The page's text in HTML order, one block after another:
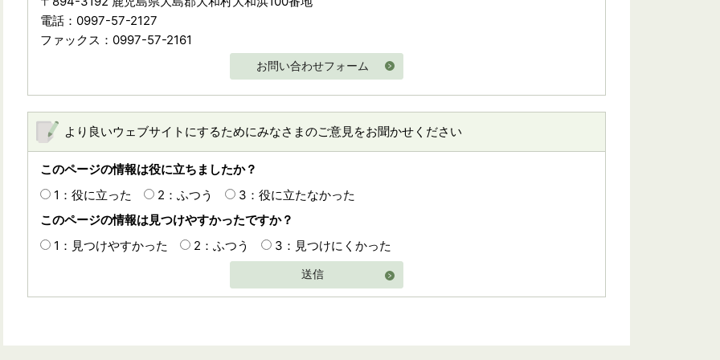
電話：0997-57-2127
ファックス：0997-57-2161
お問い合わせフォーム
より良いウェブサイトにするためにみなさまのご意見をお聞かせください
このページの情報は役に立ちましたか？
1：役に立った
2：ふつう
3：役に立たなかった
このページの情報は見つけやすかったですか？
1：見つけやすかった
2：ふつう 3：見つけにくかった
送信